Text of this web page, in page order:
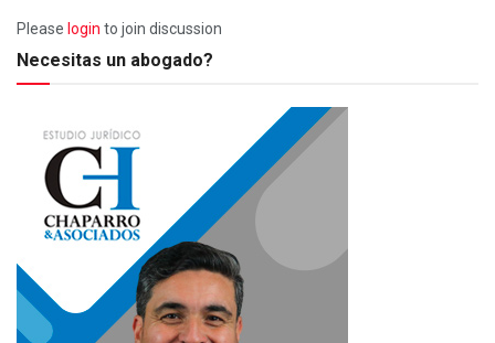
Please login to join discussion
Necesitas un abogado?